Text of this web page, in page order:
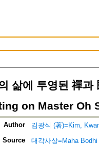
삶에 투영된 禪
on Master Oh
Author
김광식 (著)=Kim,
Source
대각사상=Maha